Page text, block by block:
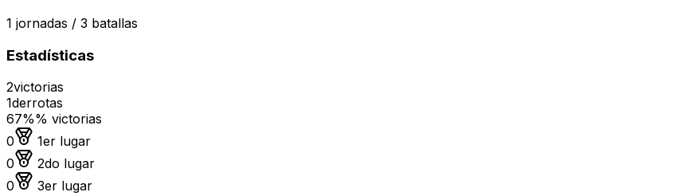
1 jornadas / 3 batallas
Estadísticas
2victorias
1derrotas
67%% victorias
0
Medalla de oro
1er lugar
0
Medalla de plata
2do lugar
0
Medalla de bronce
3er lugar